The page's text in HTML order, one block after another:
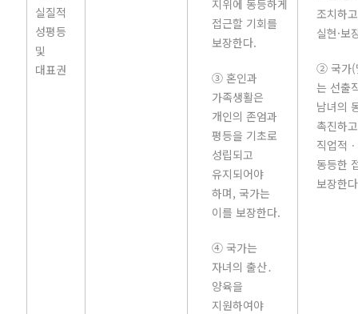
실질적
성평등
및
대표권
지위에 동등하게
접근할 기회를
보장한다.
③ 혼인과
가족생활은
개인의 존엄과
평등을 기초로
성립되고
유지되어야
하며, 국가는
이를 보장한다.
④ 국가는
자녀의 출산․
양육을
지원하여야
조치하
실현·보
② 국가(
는 선출
남녀의
촉진하
직업적
동등한
보장한